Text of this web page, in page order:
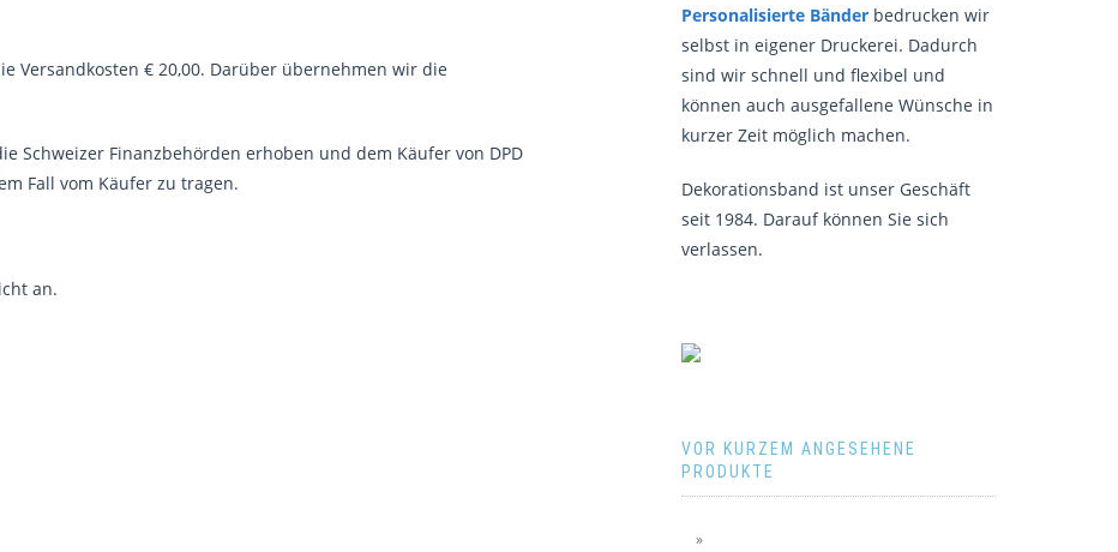
Versandkosten € 20,00. Darüber übernehmen wir die
Schweizer Finanzbehörden erhoben und dem Käufer von DPD
Fall vom Käufer zu tragen.
an.
Personalisierte Bänderbedrucken wir
selbst in eigener Druckerei. Dadurch
sind wir schnell und flexibel und
können auch ausgefallene Wünsche in
kurzer Zeit möglich machen.
Dekorationsband ist unser Geschäft
seit 1984. Darauf können Sie sich
verlassen.
VOR KURZEM ANGESEHENE
PRODUKTE